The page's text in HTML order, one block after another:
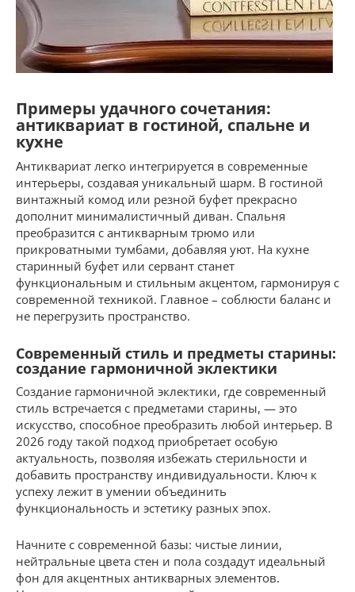
Примеры удачного сочетания:
антиквариат в гостиной, спальне и
кухне
Антиквариат легко интегрируется в современные
интерьеры, создавая уникальный шарм. В гостиной
винтажный комод или резной буфет прекрасно
дополнит минималистичный диван. Спальня
преобразится с антикварным трюмо или
прикроватными тумбами, добавляя уют. На кухне
старинный буфет или сервант станет
функциональным и стильным акцентом, гармонируя с
современной техникой. Главное – соблюсти баланс и
не перегрузить пространство.
Современный стиль и предметы старины:
создание гармоничной эклектики
Создание гармоничной эклектики, где современный
стиль встречается с предметами старины, — это
искусство, способное преобразить любой интерьер. В
2026 году такой подход приобретает особую
актуальность, позволяя избежать стерильности и
добавить пространству индивидуальности. Ключ к
успеху лежит в умении объединить
функциональность и эстетику разных эпох.
Начните с современной базы: чистые линии,
нейтральные цвета стен и пола создадут идеальный
фон для акцентных антикварных элементов.